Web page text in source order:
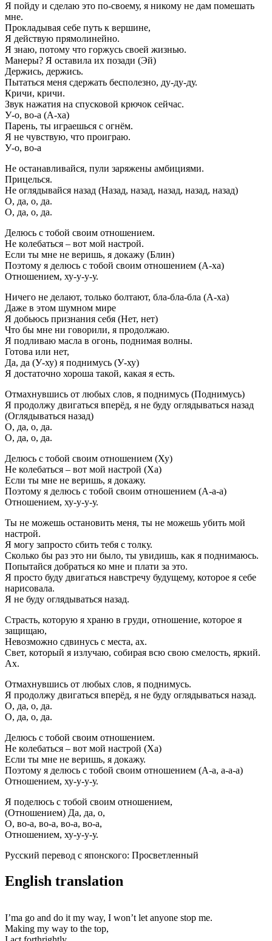
Я пойду и сделаю это по-своему, я никому не дам помешать
мне.
Прокладывая себе путь к вершине,
Я действую прямолинейно.
Я знаю, потому что горжусь своей жизнью.
Манеры? Я оставила их позади (Эй)
Держись, держись.
Пытаться меня сдержать бесполезно, ду-ду-ду.
Кричи, кричи.
Звук нажатия на спусковой крючок сейчас.
У-о, во-а (А-ха)
Парень, ты играешься с огнём.
Я не чувствую, что проиграю.
У-о, во-а
Не останавливайся, пули заряжены амбициями.
Прицелься.
Не оглядывайся назад (Назад, назад, назад, назад, назад)
О, да, о, да.
О, да, о, да.
Делюсь с тобой своим отношением.
Не колебаться – вот мой настрой.
Если ты мне не веришь, я докажу (Блин)
Поэтому я делюсь с тобой своим отношением (А-ха)
Отношением, ху-у-у-у.
Ничего не делают, только болтают, бла-бла-бла (А-ха)
Даже в этом шумном мире
Я добьюсь признания себя (Нет, нет)
Что бы мне ни говорили, я продолжаю.
Я подливаю масла в огонь, поднимая волны.
Готова или нет,
Да, да (У-ху) я поднимусь (У-ху)
Я достаточно хороша такой, какая я есть.
Отмахнувшись от любых слов, я поднимусь (Поднимусь)
Я продолжу двигаться вперёд, я не буду оглядываться назад
(Оглядываться назад)
О, да, о, да.
О, да, о, да.
Делюсь с тобой своим отношением (Ху)
Не колебаться – вот мой настрой (Ха)
Если ты мне не веришь, я докажу.
Поэтому я делюсь с тобой своим отношением (А-а-а)
Отношением, ху-у-у-у.
Ты не можешь остановить меня, ты не можешь убить мой
настрой.
Я могу запросто сбить тебя с толку.
Сколько бы раз это ни было, ты увидишь, как я поднимаюсь.
Попытайся добраться ко мне и плати за это.
Я просто буду двигаться навстречу будущему, которое я себе
нарисовала.
Я не буду оглядываться назад.
Страсть, которую я храню в груди, отношение, которое я
защищаю,
Невозможно сдвинусь с места, ах.
Свет, который я излучаю, собирая всю свою смелость, яркий.
Ах.
Отмахнувшись от любых слов, я поднимусь.
Я продолжу двигаться вперёд, я не буду оглядываться назад.
О, да, о, да.
О, да, о, да.
Делюсь с тобой своим отношением.
Не колебаться – вот мой настрой (Ха)
Если ты мне не веришь, я докажу.
Поэтому я делюсь с тобой своим отношением (А-а, а-а-а)
Отношением, ху-у-у-у.
Я поделюсь с тобой своим отношением,
(Отношением) Да, да, о,
О, во-а, во-а, во-а, во-а,
Отношением, ху-у-у-у.
Русский перевод с японского: Просветленный
English translation
I’ma go and do it my way, I won’t let anyone stop me.
Making my way to the top,